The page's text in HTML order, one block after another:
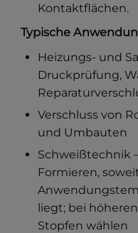
Kontaktflächen.
Typische
Heizungs- und
Druckprüfung,
Verschluss von
und Umbauten
Schweißtechnik
Formieren,
liegt; bei
Stopfen wählen